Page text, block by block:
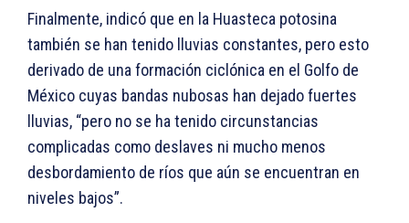
Finalmente, indicó que en la Huasteca potosina
también se han tenido lluvias constantes, pero esto
derivado de una formación ciclónica en el Golfo de
México cuyas bandas nubosas han dejado fuertes
lluvias, “pero no se ha tenido circunstancias
complicadas como deslaves ni mucho menos
desbordamiento de ríos que aún se encuentran en
niveles bajos”.